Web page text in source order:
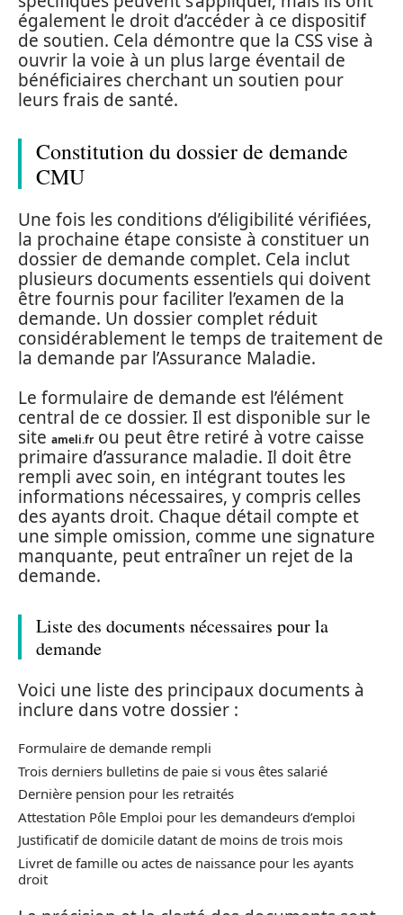
également le droit d’accéder à ce dispositif
de soutien. Cela démontre que la CSS vise à
ouvrir la voie à un plus large éventail de
bénéficiaires cherchant un soutien pour
leurs frais de santé.
Constitution du dossier de demande
CMU
Une fois les conditions d’éligibilité vérifiées,
la prochaine étape consiste à constituer un
dossier de demande complet. Cela inclut
plusieurs documents essentiels qui doivent
être fournis pour faciliter l’examen de la
demande. Un dossier complet réduit
considérablement le temps de traitement de
la demande par l’Assurance Maladie.
Le formulaire de demande est l’élément
central de ce dossier. Il est disponible sur le
site ameli.frou peut être retiré à votre caisse
primaire d’assurance maladie. Il doit être
rempli avec soin, en intégrant toutes les
informations nécessaires, y compris celles
des ayants droit. Chaque détail compte et
une simple omission, comme une signature
manquante, peut entraîner un rejet de la
demande.
Liste des documents nécessaires pour la
demande
Voici une liste des principaux documents à
inclure dans votre dossier :
Formulaire de demande rempli
Trois derniers bulletins de paie si vous êtes salarié
Dernière pension pour les retraités
Attestation Pôle Emploi pour les demandeurs d’emploi
Justificatif de domicile datant de moins de trois mois
Livret de famille ou actes de naissance pour les ayants
droit